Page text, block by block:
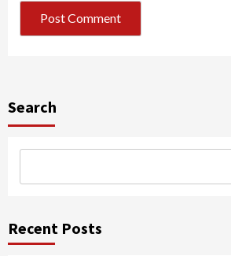
Search
Recent Posts